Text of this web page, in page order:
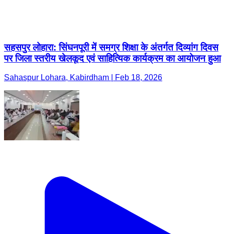
सहसपुर लोहारा: सिंघनपूरी में समग्र शिक्षा के अंतर्गत दिव्यांग दिवस
पर जिला स्तरीय खेलकूद एवं साहित्यिक कार्यक्रम का आयोजन हुआ
Sahaspur Lohara, Kabirdham | Feb 18, 2026